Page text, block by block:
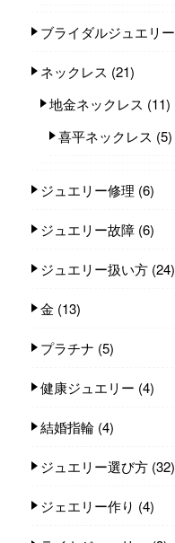
ブライダルジュエリー
ネックレス (21)
地金ネックレス (11)
喜平ネックレス (5)
ジュエリー修理 (6)
ジュエリー故障 (6)
ジュエリー扱い方 (24)
金 (13)
プラチナ (5)
健康ジュエリー (4)
結婚指輪 (4)
ジュエリー選び方 (32)
ジェエリー作り (4)